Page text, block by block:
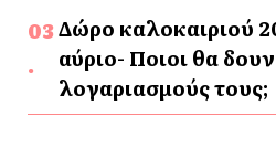
Δώρο καλοκαιριού
αύριο- Ποιοι θα
λογαριασμούς τους;